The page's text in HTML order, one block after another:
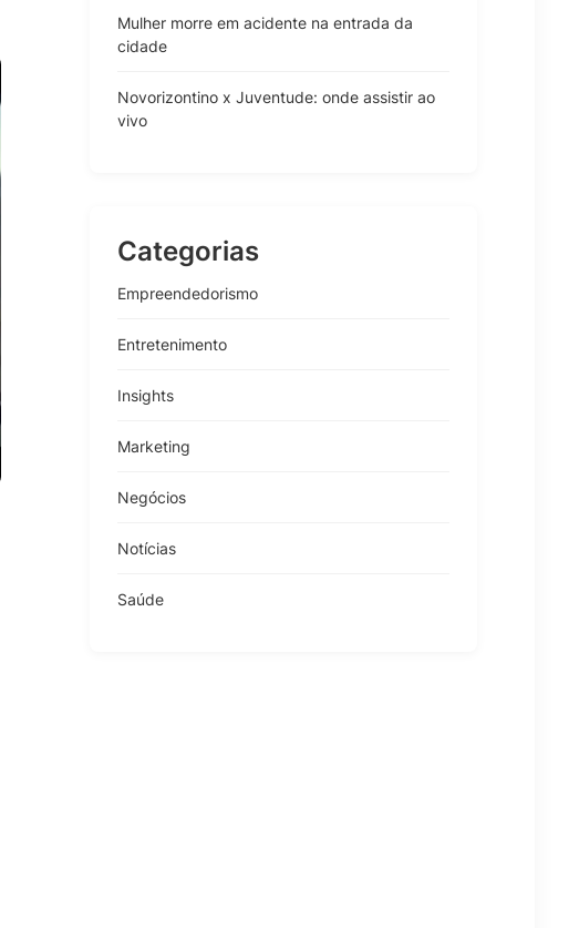
Mulher morre em acidente na entrada da
cidade
Novorizontino x Juventude: onde assistir ao
vivo
Categorias
Empreendedorismo
Entretenimento
Insights
Marketing
Negócios
Notícias
Saúde